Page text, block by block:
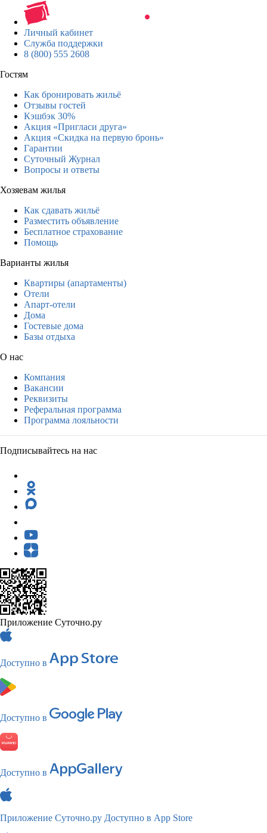
Личный кабинет
Служба поддержки
8 (800) 555 2608
Гостям
Как бронировать жильё
Отзывы гостей
Кэшбэк 30%
Акция «Пригласи друга»
Акция «Скидка на первую бронь»
Гарантии
Суточный Журнал
Вопросы и ответы
Хозяевам жилья
Как сдавать жильё
Разместить объявление
Бесплатное страхование
Помощь
Варианты жилья
Квартиры (апартаменты)
Отели
Апарт-отели
Дома
Гостевые дома
Базы отдыха
О нас
Компания
Вакансии
Реквизиты
Реферальная программа
Программа лояльности
Подписывайтесь на нас
Приложение Суточно.ру
Доступно в
Доступно в
Доступно в
Приложение Суточно.ру Доступно в App Store